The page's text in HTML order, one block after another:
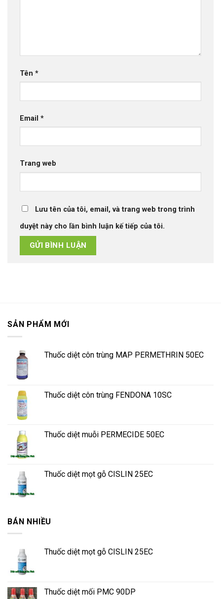
Tên *
Email *
Trang web
Lưu tên của tôi, email, và trang web trong trình
duyệt này cho lần bình luận kế tiếp của tôi.
SẢN PHẨM MỚI
Thuốc diệt côn trùng MAP PERMETHRIN 50EC
Thuốc diệt côn trùng FENDONA 10SC
Thuốc diệt muỗi PERMECIDE 50EC
Thuốc diệt mọt gỗ CISLIN 25EC
BÁN NHIỀU
Thuốc diệt mọt gỗ CISLIN 25EC
Thuốc diệt mối PMC 90DP